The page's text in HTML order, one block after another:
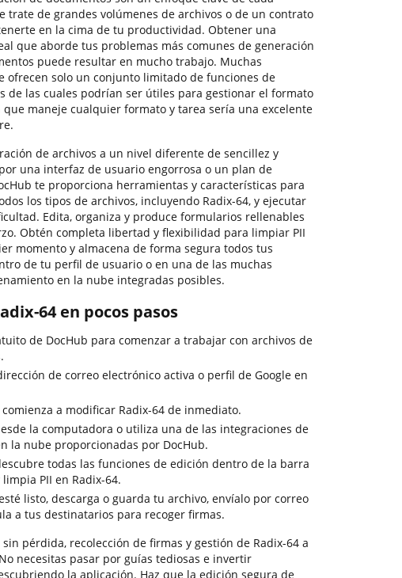
trate de grandes volúmenes de archivos o de un contrato
en la cima de tu productividad. Obtener una
que aborde tus problemas más comunes de generación
puede resultar en mucho trabajo. Muchas
ofrecen solo un conjunto limitado de funciones de
de las cuales podrían ser útiles para gestionar el formato
que maneje cualquier formato y tarea sería una excelente
de archivos a un nivel diferente de sencillez y
una interfaz de usuario engorrosa o un plan de
te proporciona herramientas y características para
los tipos de archivos, incluyendo Radix-64, y ejecutar
Edita, organiza y produce formularios rellenables
Obtén completa libertad y flexibilidad para limpiar PII
momento y almacena de forma segura todos tus
de tu perfil de usuario o en una de las muchas
en la nube integradas posibles.
64 en pocos pasos
de DocHub para comenzar a trabajar con archivos de
de correo electrónico activa o perfil de Google en
a modificar Radix-64 de inmediato.
la computadora o utiliza una de las integraciones de
la nube proporcionadas por DocHub.
todas las funciones de edición dentro de la barra
PII en Radix-64.
listo, descarga o guarda tu archivo, envíalo por correo
a tus destinatarios para recoger firmas.
pérdida, recolección de firmas y gestión de Radix-64 a
necesitas pasar por guías tediosas e invertir
la aplicación. Haz que la edición segura de